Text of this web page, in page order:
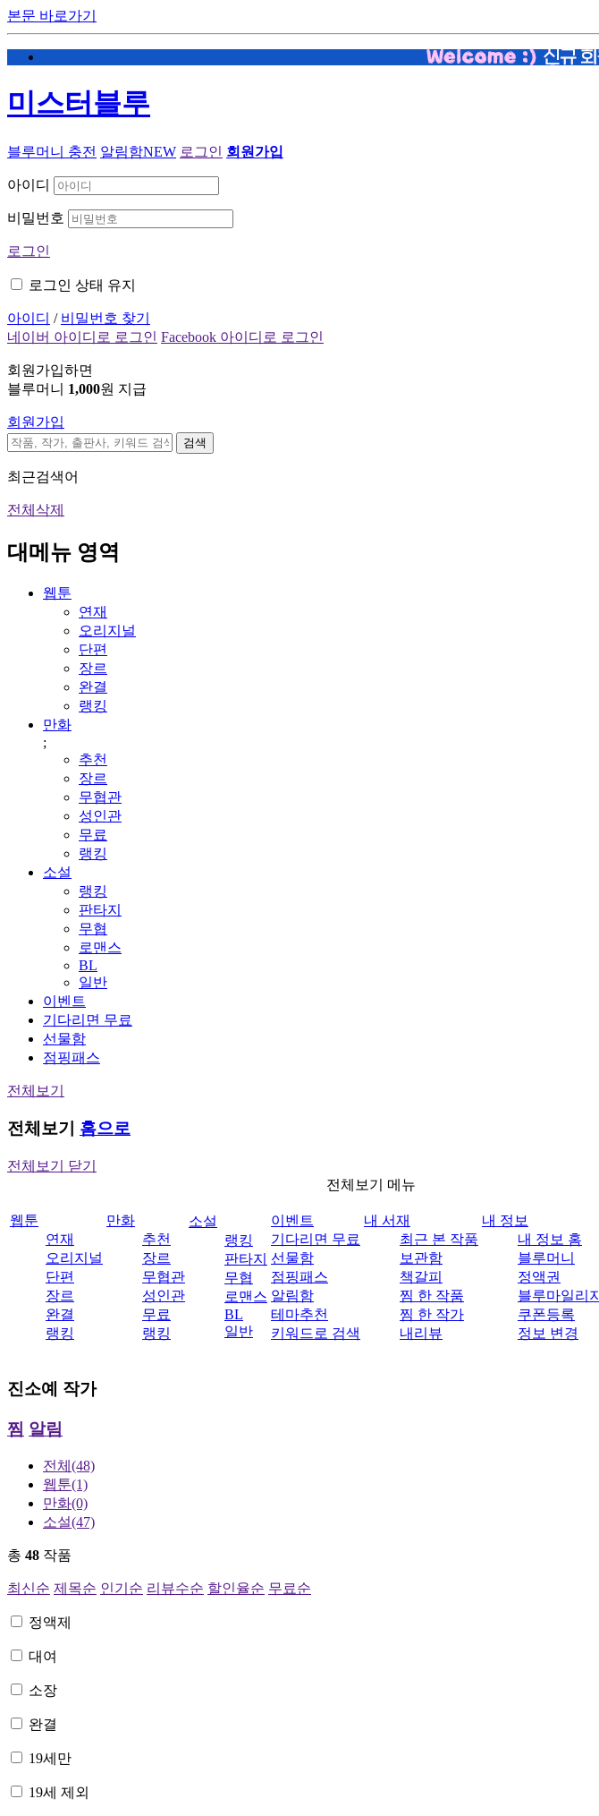
본문 바로가기
미스터블루
블루머니 충전 알림함NEW 로그인 회원가입
아이디
비밀번호
로그인
로그인 상태 유지
아이디 / 비밀번호 찾기
네이버 아이디로 로그인 Facebook 아이디로 로그인
회원가입하면
블루머니 1,000원 지급
회원가입
검색
최근검색어
전체삭제
대메뉴 영역
웹툰
연재
오리지널
단편
장르
완결
랭킹
만화
;
추천
장르
무협관
성인관
무료
랭킹
소설
랭킹
판타지
무협
로맨스
BL
일반
이벤트
기다리면 무료
선물함
점핑패스
전체보기
전체보기 홈으로
전체보기 닫기
전체보기 메뉴
웹툰
연재
오리지널
단편
장르
완결
랭킹
만화
추천
장르
무협관
성인관
무료
랭킹
소설
랭킹
판타지
무협
로맨스
BL
일반
이벤트
기다리면 무료
선물함
점핑패스
알림함
테마추천
키워드로 검색
내 서재
최근 본 작품
보관함
책갈피
찜 한 작품
찜 한 작가
내리뷰
내 정보
내 정보 홈
블루머니
정액권
블루마일리지
쿠폰등록
정보 변경
진소예 작가
찜 알림
전체 (48)
웹툰(1)
만화(0)
소설(47)
총 48 작품
최신순 제목순 인기순 리뷰수순 할인율순 무료순
정액제
대여
소장
완결
19세만
19세 제외